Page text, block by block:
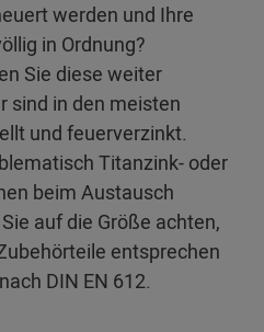
werden und Ihre
in Ordnung?
Sie diese weiter
sind in den meisten
und feuerverzinkt.
Titanzink- oder
beim Austausch
auf die Größe achten,
entsprechen
DIN EN 612.